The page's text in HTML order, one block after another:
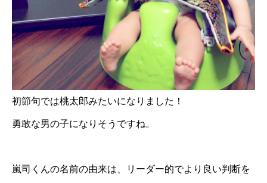
初節句では桃太郎みたいになりました！
勇敢な男の子になりそうですね。
嵐司くんの名前の由来は、リーダー的でより良い判断を